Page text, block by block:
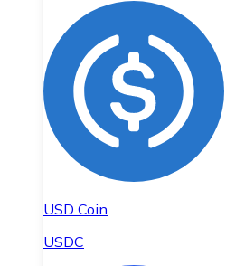
USD Coin
USDC